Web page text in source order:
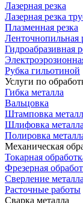
Лазерная резка
Лазерная резка
Плазменная резка
Ленточнопильная
Гидроабразивная
Рубка гильотиной
Услуги по
Гибка металла
Вальцовка
Штамповка
Шлифовка металла
Полировка
Механическая
Токарная
Фрезерная
Сверление металла
Расточные работы
Сварка металла